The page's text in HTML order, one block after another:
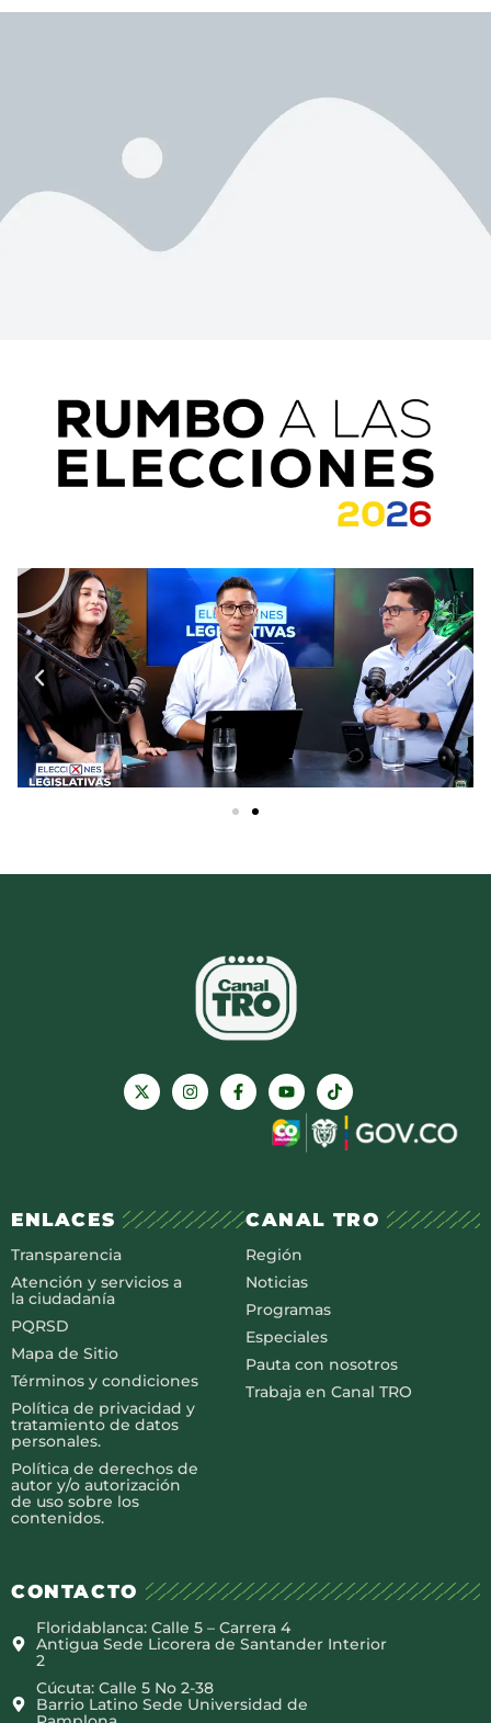
ENLACES
Transparencia
Atención y servicios a
la ciudadanía
PQRSD
Mapa de Sitio
Términos y condiciones
Política de privacidad y
tratamiento de datos
personales.
Política de derechos de
autor y/o autorización
de uso sobre los
contenidos.
CANAL TRO
Región
Noticias
Programas
Especiales
Pauta con nosotros
Trabaja en Canal TRO
CONTACTO
Floridablanca: Calle 5 – Carrera 4
Antigua Sede Licorera de Santander Interior
2
Cúcuta: Calle 5 No 2-38
Barrio Latino Sede Universidad de